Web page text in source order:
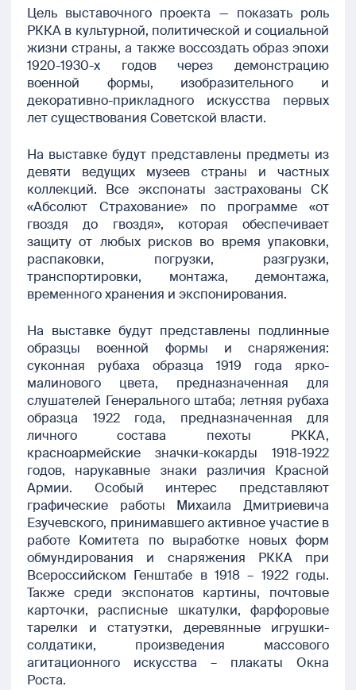
Цель выставочного проекта — показать роль
РККА в культурной, политической и социальной
жизни страны, а также воссоздать образ эпохи
1920-1930-х годов через демонстрацию
военной формы, изобразительного и
декоративно-прикладного искусства первых
лет существования Советской власти.
На выставке будут представлены предметы из
девяти ведущих музеев страны и частных
коллекций. Все экспонаты застрахованы СК
«Абсолют Страхование» по программе «от
гвоздя до гвоздя», которая обеспечивает
защиту от любых рисков во время упаковки,
распаковки, погрузки, разгрузки,
транспортировки, монтажа, демонтажа,
временного хранения и экспонирования.
На выставке будут представлены подлинные
образцы военной формы и снаряжения:
суконная рубаха образца 1919 года ярко-
малинового цвета, предназначенная для
слушателей Генерального штаба; летняя рубаха
образца 1922 года, предназначенная для
личного состава пехоты РККА,
красноармейские значки-кокарды 1918-1922
годов, нарукавные знаки различия Красной
Армии. Особый интерес представляют
графические работы Михаила Дмитриевича
Езучевского, принимавшего активное участие в
работе Комитета по выработке новых форм
обмундирования и снаряжения РККА при
Всероссийском Генштабе в 1918 – 1922 годы.
Также среди экспонатов картины, почтовые
карточки, расписные шкатулки, фарфоровые
тарелки и статуэтки, деревянные игрушки-
солдатики, произведения массового
агитационного искусства – плакаты Окна
Роста.